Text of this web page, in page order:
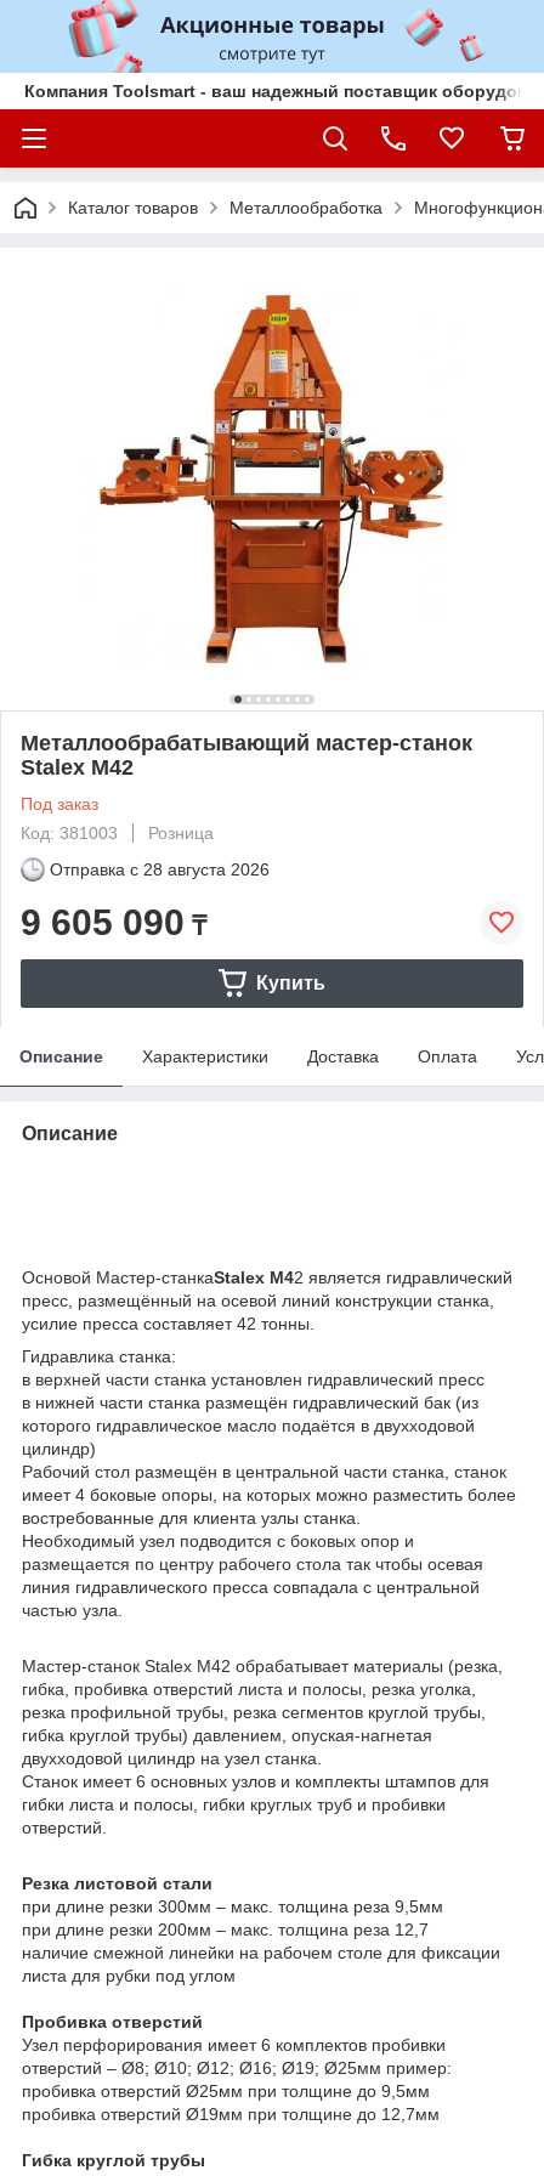
Компания Toolsmart - ваш надежный поставщик
Каталог товаров Металлообработка
Металлообрабатывающий мастер-станок
Stalex M42
Под заказ
Код: 381003
Розница
Отправка с 28 августа 2026
9 605 090 ₸
Купить
Описание Характеристики Доставка Оплата
Описание
Основой Мастер-станкаStalex M42 является гидравлический
пресс, размещённый на осевой линий конструкции станка,
усилие пресса составляет 42 тонны.
Гидравлика станка:
в верхней части станка установлен гидравлический пресс
в нижней части станка размещён гидравлический бак (из
которого гидравлическое масло подаётся в двухходовой
цилиндр)
Рабочий стол размещён в центральной части станка, станок
имеет 4 боковые опоры, на которых можно разместить более
востребованные для клиента узлы станка.
Необходимый узел подводится с боковых опор и
размещается по центру рабочего стола так чтобы осевая
линия гидравлического пресса совпадала с центральной
частью узла.
Мастер-станок Stalex M42 обрабатывает материалы (резка,
гибка, пробивка отверстий листа и полосы, резка уголка,
резка профильной трубы, резка сегментов круглой трубы,
гибка круглой трубы) давлением, опуская-нагнетая
двухходовой цилиндр на узел станка.
Станок имеет 6 основных узлов и комплекты штампов для
гибки листа и полосы, гибки круглых труб и пробивки
отверстий.
Резка листовой стали
при длине резки 300мм – макс. толщина реза 9,5мм
при длине резки 200мм – макс. толщина реза 12,7
наличие смежной линейки на рабочем столе для фиксации
листа для рубки под углом
Пробивка отверстий
Узел перфорирования имеет 6 комплектов пробивки
отверстий – Ø8; Ø10; Ø12; Ø16; Ø19; Ø25мм пример:
пробивка отверстий Ø25мм при толщине до 9,5мм
пробивка отверстий Ø19мм при толщине до 12,7мм
Гибка круглой трубы